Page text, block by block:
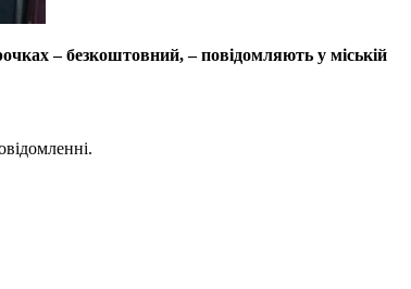
– безкоштовний, – повідомляють у міській